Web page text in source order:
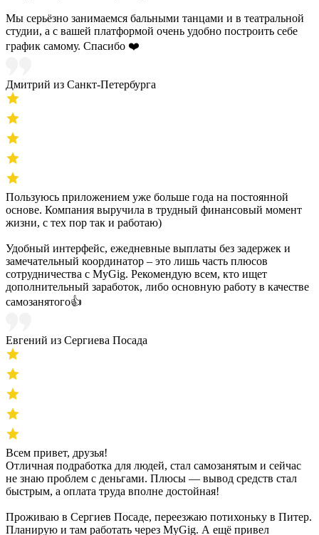
Мы серьёзно занимаемся бальными танцами и в театральной
студии, а с вашей платформой очень удобно построить себе
график самому. Спасибо ❤️
Дмитрий из Санкт-Петербурга
Пользуюсь приложением уже больше года на постоянной
основе. Компания выручила в трудный финансовый момент
жизни, с тех пор так и работаю)
Удобный интерфейс, ежедневные выплаты без задержек и
замечательный координатор – это лишь часть плюсов
сотрудничества с MyGig. Рекомендую всем, кто ищет
дополнительный заработок, либо основную работу в качестве
самозанятого👍
Евгений из Сергиева Посада
Всем привет, друзья!
Отличная подработка для людей, стал самозанятым и сейчас
не знаю проблем с деньгами. Плюсы — вывод средств стал
быстрым, а оплата труда вполне достойная!
Проживаю в Сергиев Посаде, переезжаю потихоньку в Питер.
Планирую и там работать через MyGig. А ещё привел